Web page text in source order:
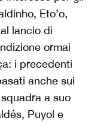
Eto’o,
lancio di
ormai
i precedenti
anche sui
a suo
Puyol e